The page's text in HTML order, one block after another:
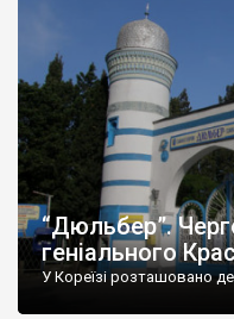
“Дюльбер”.
геніального
У Кореїзі розташовано